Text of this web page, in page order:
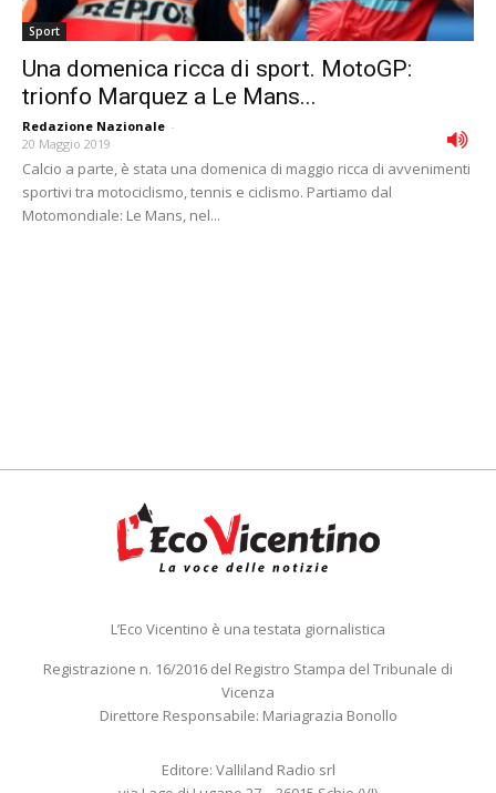
Sport
Una domenica ricca di sport. MotoGP:
trionfo Marquez a Le Mans...
Redazione Nazionale -
20 Maggio 2019
Calcio a parte, è stata una domenica di maggio ricca di avvenimenti
sportivi tra motociclismo, tennis e ciclismo. Partiamo dal
Motomondiale: Le Mans, nel...
L’Eco Vicentino è una testata giornalistica
Registrazione n. 16/2016 del Registro Stampa del Tribunale di
Vicenza
Direttore Responsabile: Mariagrazia Bonollo
Editore: Valliland Radio srl